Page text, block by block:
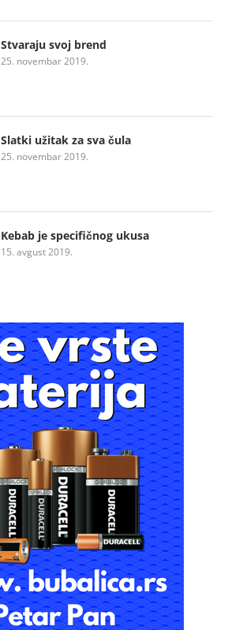
Stvaraju svoj brend
25. novembar 2019.
Slatki užitak za sva čula
25. novembar 2019.
Kebab je specifičnog ukusa
15. avgust 2019.